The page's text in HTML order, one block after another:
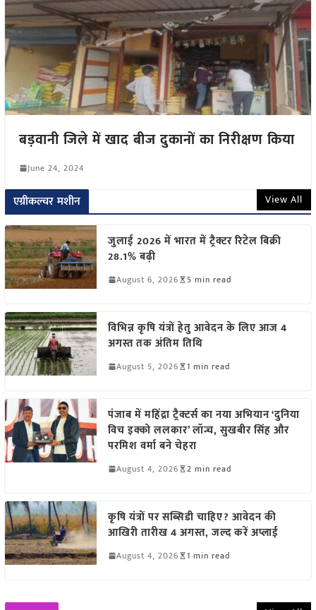
बड़वानी जिले में खाद बीज दुकानों का निरीक्षण किया
June 24, 2024
एग्रीकल्चर मशीन View All
जुलाई 2026 में भारत में ट्रैक्टर रिटेल बिक्री
28.1% बढ़ी
August 6, 2026 5 min read
विभिन्न कृषि यंत्रों हेतु आवेदन के लिए आज 4
अगस्त तक अंतिम तिथि
August 5, 2026 1 min read
पंजाब में महिंद्रा ट्रैक्टर्स का नया अभियान ‘दुनिया
विच इक्को ललकार’ लॉन्च, सुखबीर सिंह और
परमिश वर्मा बने चेहरा
August 4, 2026 2 min read
कृषि यंत्रों पर सब्सिडी चाहिए? आवेदन की
आखिरी तारीख 4 अगस्त, जल्द करें अप्लाई
August 4, 2026 1 min read